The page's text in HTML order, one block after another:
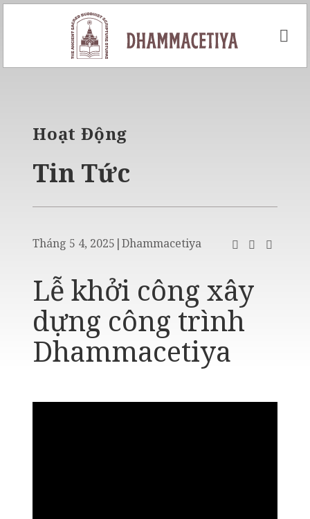
Skip
Hoạt Động
Tin Tức
Tháng 5 4, 2025 |Dhammacetiya
Lễ khởi công xây
dựng công trình
Dhammacetiya